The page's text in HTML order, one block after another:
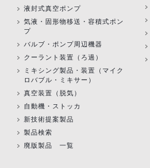
液封式真空ポンプ
気液・固形物移送・容積式ポン
プ
バルブ・ポンプ周辺機器
クーラント装置（ろ過）
ミキシング製品・装置（マイク
ロバブル・ミキサー）
真空装置（脱気）
自動機・ストッカ
新技術提案製品
製品検索
廃版製品 一覧